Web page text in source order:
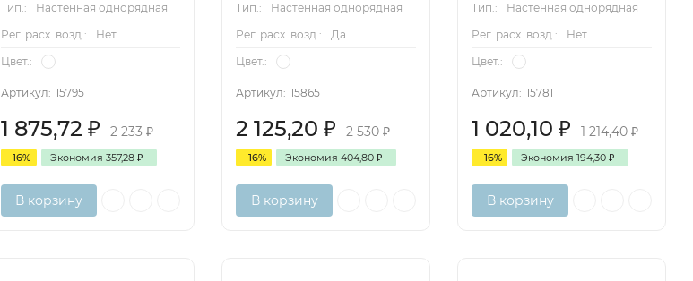
Тип.:
Настенная однорядная
Рег. расх. возд.:
Нет
Цвет.:
Артикул: 15795
1 875,72 ₽ 2 233₽
- 16% Экономия 357,28 ₽
В корзину
Тип.:
Настенная однорядная
Рег. расх. возд.:
Да
Цвет.:
Артикул: 15865
2 125,20₽ 2 530₽
- 16% Экономия404,80₽
В корзину
Тип.:
Настенная однорядная
Рег. расх. возд.:
Нет
Цвет.:
Артикул: 15781
1 020,10₽ 1 214,40₽
- 16% Экономия194,30₽
В корзину